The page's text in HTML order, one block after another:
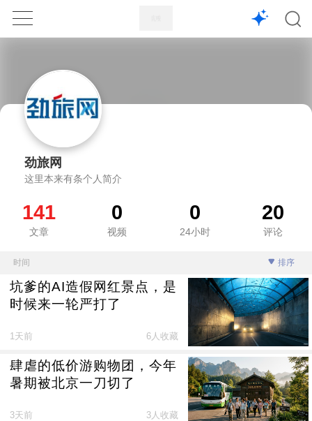
1X
劲旅网
这里本来有条个人简介
141
文章
0
视频
0
24小时
20
评论
时间 排序
坑爹的AI造假网红景点，是
时候来一轮严打了
1天前 6人收藏
肆虐的低价游购物团，今年
暑期被北京一刀切了
3天前 3人收藏